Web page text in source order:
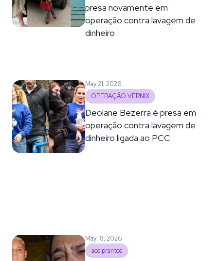
presa novamente em
operação contra lavagem de
dinheiro
May 21, 2026
OPERAÇÃO VÉRNIX
Deolane Bezerra é presa em
operação contra lavagem de
dinheiro ligada ao PCC
May 18, 2026
aos prantos